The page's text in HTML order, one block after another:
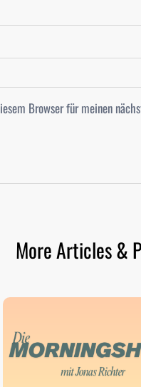
Browser für meinen
More Articles &